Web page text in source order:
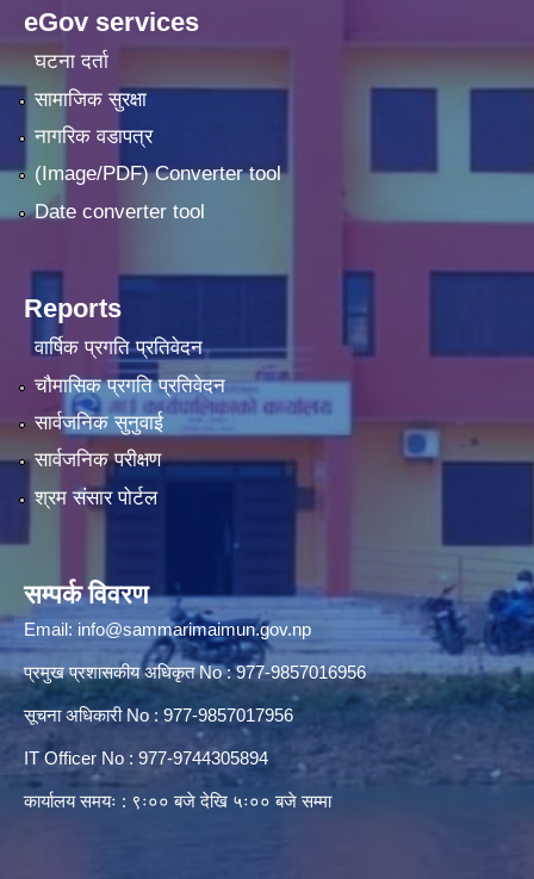
eGov services
घटना दर्ता
सामाजिक सुरक्षा
नागरिक वडापत्र
(Image/PDF) Converter tool
Date converter tool
Reports
वार्षिक प्रगति प्रतिवेदन
चौमासिक प्रगति प्रतिवेदन
सार्वजनिक सुनुवाई
सार्वजनिक परीक्षण
श्रम संसार पोर्टल
सम्पर्क विवरण
Email: info@sammarimaimun.gov.np
प्रमुख प्रशासकीय अधिकृत No : 977-9857016956
सूचना अधिकारी No : 977-9857017956
IT Officer No : 977-9744305894
कार्यालय समयः : ९ः०० बजे देखि ५ः०० बजे सम्मा